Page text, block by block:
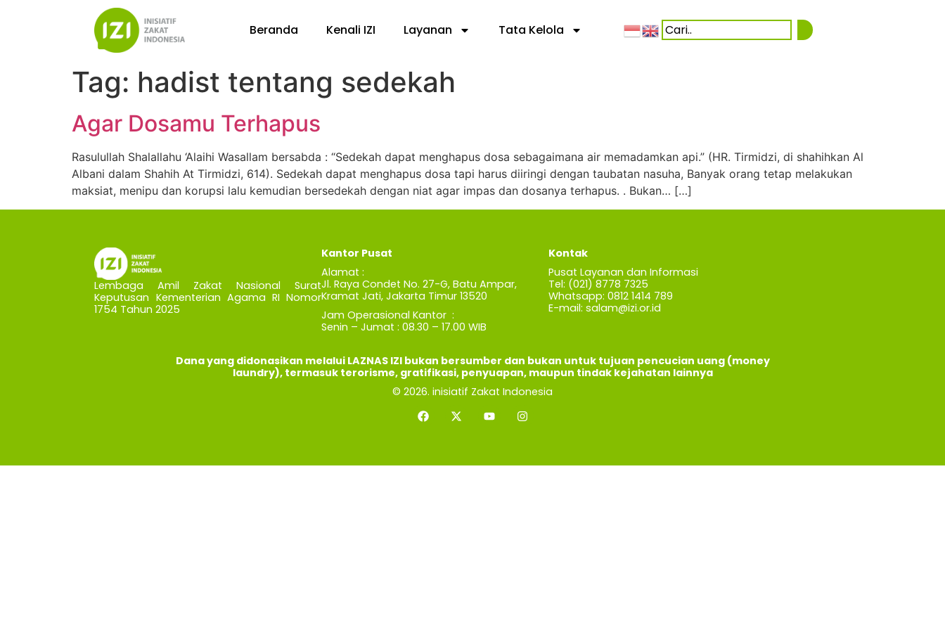
Beranda Kenali IZI Layanan Tata Kelola
Tag: hadist tentang sedekah
Agar Dosamu Terhapus
Rasulullah Shalallahu ‘Alaihi Wasallam bersabda : “Sedekah dapat menghapus dosa sebagaimana air memadamkan api.” (HR. Tirmidzi, di shahihkan Al
Albani dalam Shahih At Tirmidzi, 614). Sedekah dapat menghapus dosa tapi harus diiringi dengan taubatan nasuha, Banyak orang tetap melakukan
maksiat, menipu dan korupsi lalu kemudian bersedekah dengan niat agar impas dan dosanya terhapus. . Bukan… […]
Lembaga Amil Zakat Nasional Surat
Keputusan Kementerian Agama RI Nomor
1754 Tahun 2025
Kantor Pusat
Alamat :
Jl. Raya Condet No. 27-G, Batu Ampar,
Kramat Jati, Jakarta Timur 13520
Jam Operasional Kantor :
Senin – Jumat : 08.30 – 17.00 WIB
Kontak
Pusat Layanan dan Informasi
Tel: (021) 8778 7325
Whatsapp: 0812 1414 789
E-mail: salam@izi.or.id
Dana yang didonasikan melalui LAZNAS IZI bukan bersumber dan bukan untuk tujuan pencucian uang (money
laundry), termasuk terorisme, gratifikasi, penyuapan, maupun tindak kejahatan lainnya
© 2026. inisiatif Zakat Indonesia